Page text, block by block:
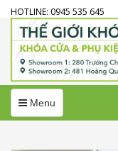
HOTLINE: 0945 535 645
MenuMenu